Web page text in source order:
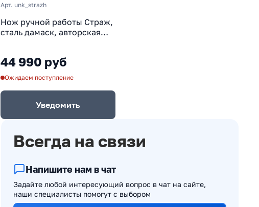
Арт. unk_strazh
Нож ручной работы Страж,
сталь дамаск, авторская
44 990 руб
Ожидаем поступление
Уведомить
Всегда на связи
Напишите нам в чат
Задайте любой интересующий вопрос в чат на сайте,
наши специалисты помогут с выбором